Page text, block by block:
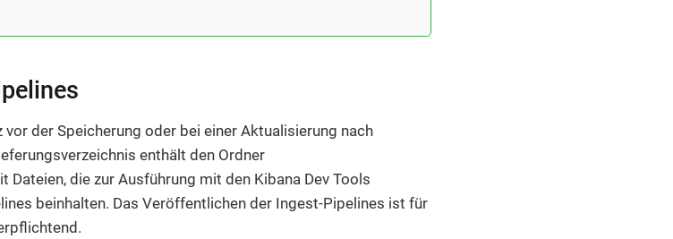
der Speicherung oder bei einer Aktualisierung nach
enthält den Ordner
Dateien, die zur Ausführung mit den Kibana Dev Tools
beinhalten. Das Veröffentlichen der Ingest-Pipelines ist für